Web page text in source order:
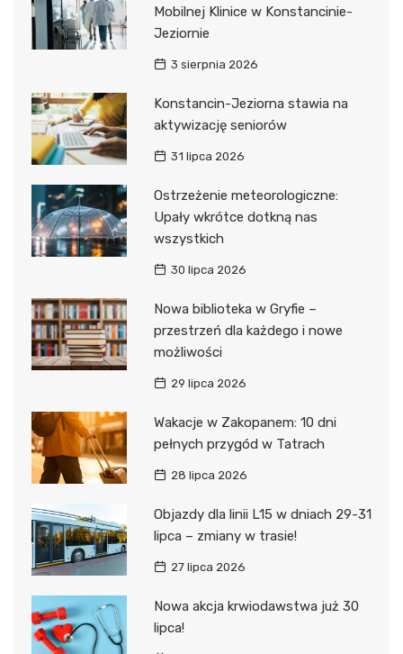
Mobilnej Klinice w Konstancinie-
Jeziornie
3 sierpnia 2026
Konstancin-Jeziorna stawia na
aktywizację seniorów
31 lipca 2026
Ostrzeżenie meteorologiczne:
Upały wkrótce dotkną nas
wszystkich
30 lipca 2026
Nowa biblioteka w Gryfie –
przestrzeń dla każdego i nowe
możliwości
29 lipca 2026
Wakacje w Zakopanem: 10 dni
pełnych przygód w Tatrach
28 lipca 2026
Objazdy dla linii L15 w dniach 29-31
lipca – zmiany w trasie!
27 lipca 2026
Nowa akcja krwiodawstwa już 30
lipca!